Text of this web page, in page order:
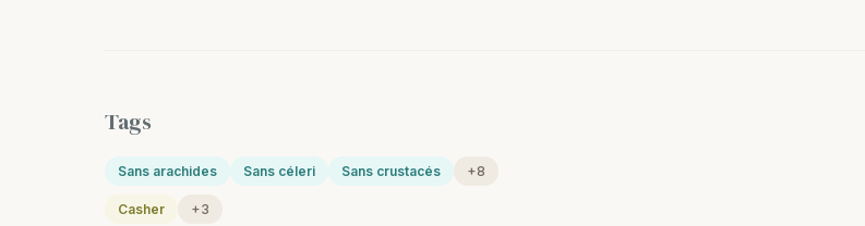
Tags
Sans arachides Sans céleri Sans crustacés +8
Casher +3